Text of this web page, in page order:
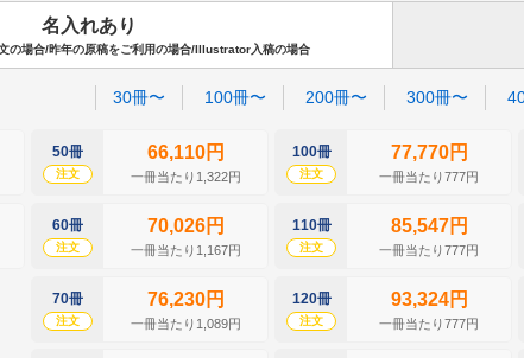
名入れあり
の場合/昨年の原稿をご利用の場合/Illustrator入稿の場合
30冊〜 100冊〜 200冊〜 300冊〜
50冊
注文
66,110円
一冊当たり1,322円
60冊
注文
70,026円
一冊当たり1,167円
70冊
注文
76,230円
一冊当たり1,089円
100冊
注文
77,770円
一冊当たり777円
110冊
注文
85,547円
一冊当たり777円
120冊
注文
93,324円
一冊当たり777円